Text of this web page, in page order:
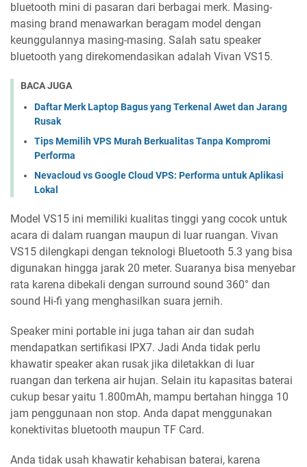
bluetooth mini di pasaran dari berbagai merk. Masing-
masing brand menawarkan beragam model dengan
keunggulannya masing-masing. Salah satu speaker
bluetooth yang direkomendasikan adalah Vivan VS15.
BACA JUGA
Daftar Merk Laptop Bagus yang Terkenal Awet dan Jarang
Rusak
Tips Memilih VPS Murah Berkualitas Tanpa Kompromi
Performa
Nevacloud vs Google Cloud VPS: Performa untuk Aplikasi
Lokal
Model VS15 ini memiliki kualitas tinggi yang cocok untuk
acara di dalam ruangan maupun di luar ruangan. Vivan
VS15 dilengkapi dengan teknologi Bluetooth 5.3 yang bisa
digunakan hingga jarak 20 meter. Suaranya bisa menyebar
rata karena dibekali dengan surround sound 360° dan
sound Hi-fi yang menghasilkan suara jernih.
Speaker mini portable ini juga tahan air dan sudah
mendapatkan sertifikasi IPX7. Jadi Anda tidak perlu
khawatir speaker akan rusak jika diletakkan di luar
ruangan dan terkena air hujan. Selain itu kapasitas baterai
cukup besar yaitu 1.800mAh, mampu bertahan hingga 10
jam penggunaan non stop. Anda dapat menggunakan
konektivitas bluetooth maupun TF Card.
Anda tidak usah khawatir kehabisan baterai, karena